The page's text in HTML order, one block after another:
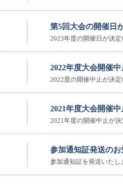
第5回大会の開催日
2023年度の開催日が決定
2022年度大会開催
2022度の開催中止が決定
2021年度大会開催
2021年度の開催中止が決
参加通知証発送のお
参加通知証を発送いたし